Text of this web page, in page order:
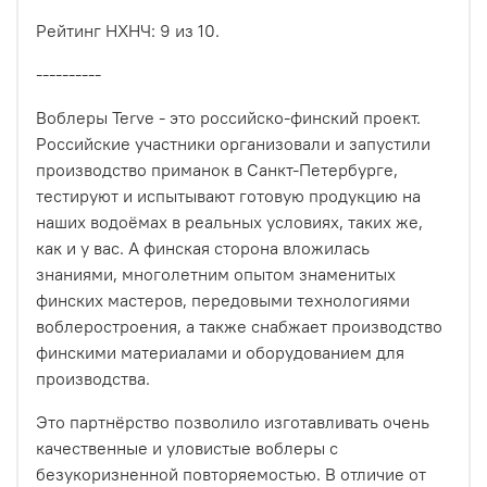
Рейтинг НХНЧ: 9 из 10.
----------
Воблеры Terve - это российско-финский проект.
Российские участники организовали и запустили
производство приманок в Санкт-Петербурге,
тестируют и испытывают готовую продукцию на
наших водоёмах в реальных условиях, таких же,
как и у вас. А финская сторона вложилась
знаниями, многолетним опытом знаменитых
финских мастеров, передовыми технологиями
воблеростроения, а также снабжает производство
финскими материалами и оборудованием для
производства.
Это партнёрство позволило изготавливать очень
качественные и уловистые воблеры с
безукоризненной повторяемостью. В отличие от